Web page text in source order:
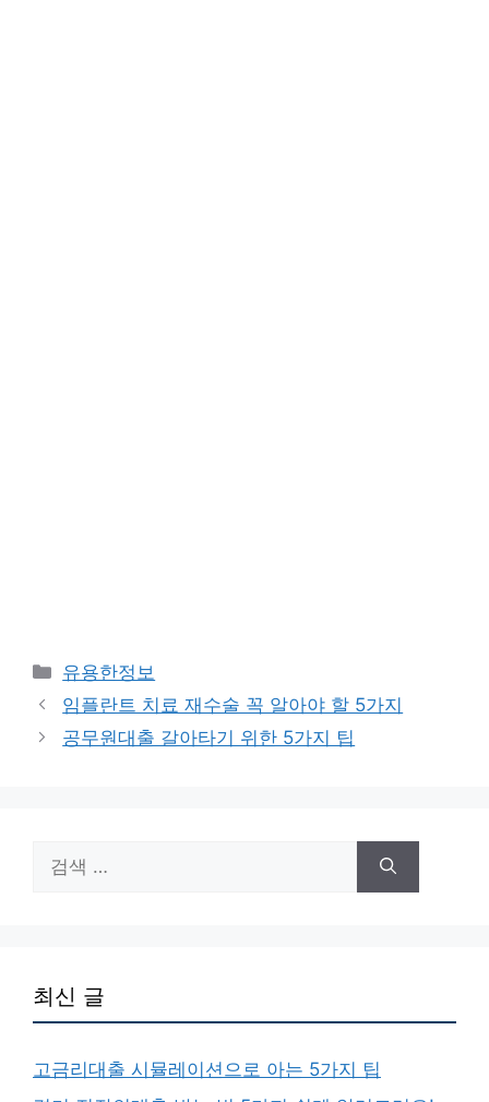
카
테
리
유용한정보
임플란트 치료 재수술 꼭 알아야 할 5가지
공무원대출 갈아타기 위한 5가지 팁
색:
최신 글
고금리대출 시뮬레이션으로 아는 5가지 팁